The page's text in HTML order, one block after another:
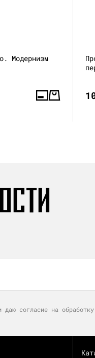
Модернизм
даю согласие на